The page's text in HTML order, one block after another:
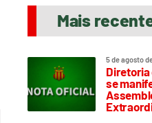
Mais
5 de agosto
Diretoria
se